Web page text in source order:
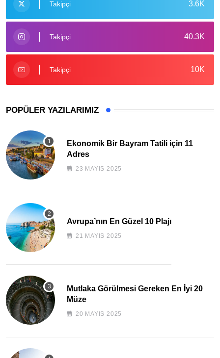
3.6K
Takipçi
40.3K
Takipçi
10K
Takipçi
POPÜLER YAZILARIMIZ
Ekonomik Bir Bayram Tatili için 11
Adres
23 MAYIS 2025
Avrupa’nın En Güzel 10 Plajı
21 MAYIS 2025
Mutlaka Görülmesi Gereken En İyi 20
Müze
20 MAYIS 2025